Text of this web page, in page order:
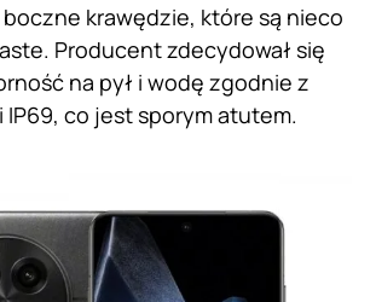
krawędzie, które są nieco
Producent zdecydował się
na pył i wodę zgodnie z
IP69, co jest sporym atutem.